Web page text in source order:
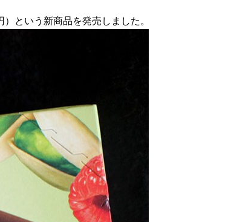
という新商品を発売しました。